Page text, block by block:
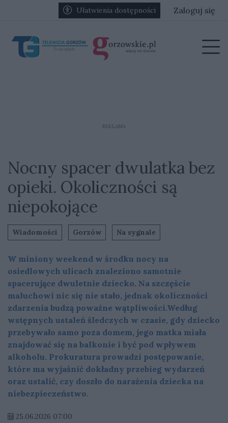
Przejdź do głównych treści
Przejdź do głównego menuUłatwienia dostępności Zaloguj się
REKLAMA
Nocny spacer dwulatka bez
opieki. Okoliczności są
niepokojące
Wiadomości Gorzów Na sygnale
W miniony weekend w środku nocy na
osiedlowych ulicach znaleziono samotnie
spacerujące dwuletnie dziecko. Na szczęście
maluchowi nic się nie stało, jednak okoliczności
zdarzenia budzą poważne wątpliwości.Według
wstępnych ustaleń śledczych w czasie, gdy dziecko
przebywało samo poza domem, jego matka miała
znajdować się na balkonie i być pod wpływem
alkoholu. Prokuratura prowadzi postępowanie,
które ma wyjaśnić dokładny przebieg wydarzeń
oraz ustalić, czy doszło do narażenia dziecka na
niebezpieczeństwo.
25.06.2026 07:00